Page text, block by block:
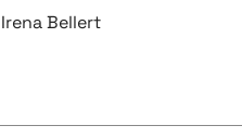
Irena Bellert